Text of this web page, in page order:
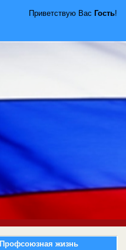
Приветствую Вас Гость!
Профсоюзная жизнь